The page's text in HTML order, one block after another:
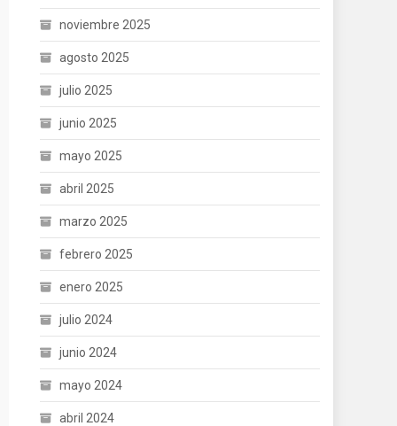
noviembre 2025
agosto 2025
julio 2025
junio 2025
mayo 2025
abril 2025
marzo 2025
febrero 2025
enero 2025
julio 2024
junio 2024
mayo 2024
abril 2024